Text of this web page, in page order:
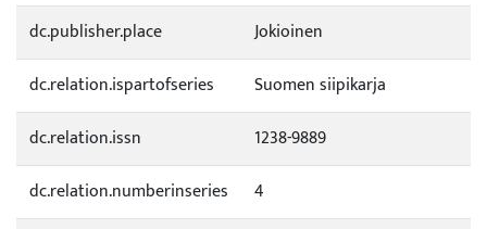
dc.publisher.place
Jokioinen
dc.relation.ispartofseries
Suomen siipikarja
dc.relation.issn
1238-9889
dc.relation.numberinseries
4